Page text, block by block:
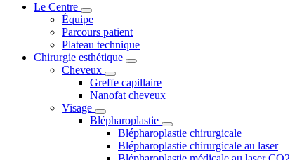
Le Centre
Équipe
Parcours patient
Plateau technique
Chirurgie esthétique
Cheveux
Greffe capillaire
Nanofat cheveux
Visage
Blépharoplastie
Blépharoplastie chirurgicale
Blépharoplastie chirurgicale au laser